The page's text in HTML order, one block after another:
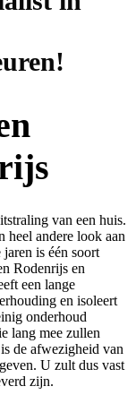
van een huis.
heel andere look aan
is één soort
Rodenrijs en
een lange
en isoleert
onderhoud
lang mee zullen
de afwezigheid van
U zult dus vast
zijn.